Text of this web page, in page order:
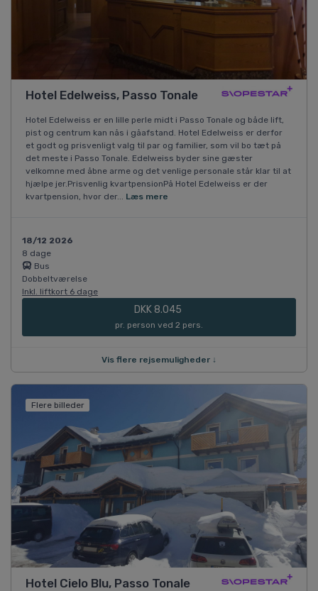
Hotel Edelweiss, Passo Tonale
Hotel Edelweiss er en lille perle midt i Passo Tonale og både lift,
pist og centrum kan nås i gåafstand. Hotel Edelweiss er derfor
et godt og prisvenligt valg til par og familier, som vil bo tæt på
det meste i Passo Tonale. Edelweiss byder sine gæster
velkomne med åbne arme og det venlige personale står klar til at
hjælpe jer.Prisvenlig kvartpensionPå Hotel Edelweiss er der
kvartpension, hvor der... Læs mere
18/12 2026
8 dage
Bus
Dobbeltværelse
Inkl. liftkort 6 dage
DKK 8.045
pr. person ved 2 pers.
Vis flere rejsemuligheder ↓
Flere billeder
Hotel Cielo Blu, Passo Tonale